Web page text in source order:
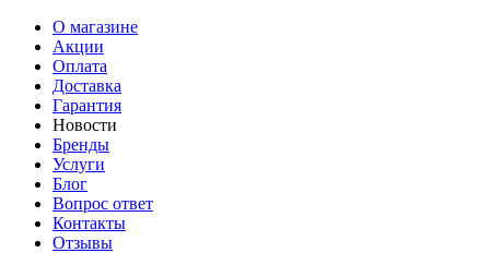
О магазине
Акции
Оплата
Доставка
Гарантия
Новости
Бренды
Услуги
Блог
Вопрос ответ
Контакты
Отзывы